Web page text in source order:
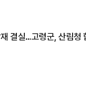
결실…고령군, 산림청